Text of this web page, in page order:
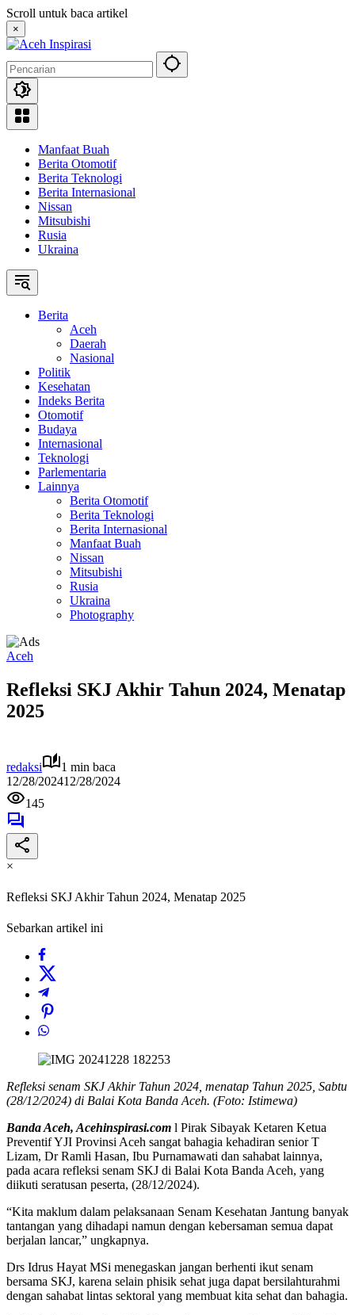
Langsung
ke
konten
Scroll untuk baca artikel
×
Manfaat Buah
Berita Otomotif
Berita Teknologi
Berita Internasional
Nissan
Mitsubishi
Rusia
Ukraina
Berita
Aceh
Daerah
Nasional
Politik
Kesehatan
Indeks Berita
Otomotif
Budaya
Internasional
Teknologi
Parlementaria
Lainnya
Berita Otomotif
Berita Teknologi
Berita Internasional
Manfaat Buah
Nissan
Mitsubishi
Rusia
Ukraina
Photography
Aceh
Refleksi SKJ Akhir Tahun 2024, Menatap
2025
redaksi
1 min baca
12/28/202412/28/2024
145
×
Refleksi SKJ Akhir Tahun 2024, Menatap 2025
Sebarkan artikel ini
Refleksi senam SKJ Akhir Tahun 2024, menatap Tahun 2025, Sabtu
(28/12/2024) di Balai Kota Banda Aceh. (Foto: Istimewa)
Banda Aceh, Acehinspirasi.com l Pirak Sibayak Ketaren Ketua
Preventif YJI Provinsi Aceh sangat bahagia kehadiran senior T
Lizam, Dr Ramli Hasan, Ibu Purnamawati dan sahabat lainnya,
pada acara refleksi senam SKJ di Balai Kota Banda Aceh, yang
diikuti seratusan peserta, (28/12/2024).
“Kita maklum dalam pelaksanaan Senam Kesehatan Jantung banyak
tantangan yang dihadapi namun dengan kebersaman semua dapat
berjalan lancar,” ungkapnya.
Drs Idrus Hayat MSi menegaskan jangan berhenti ikut senam
bersama SKJ, karena selain phisik sehat juga dapat bersilahturahmi
dengan sahabat lintas sektoral yang membuat kita sehat dan bahagia.